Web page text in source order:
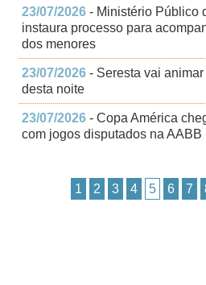
23/07/2026 - Ministério Público
instaura processo para
dos menores
23/07/2026 - Seresta vai
desta noite
23/07/2026 - Copa América
com jogos disputados na AABB
1 2 3 4 5 6 7